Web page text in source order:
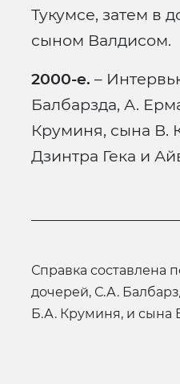
Тукумсе, затем в
сыном Валдисом.
2000-е. –
Балбарзда, А.
Круминя, сына В.
Дзинтра Гека и
справка составлена по воспоминаниям
дочерей, С.А.
Б.А. Круминя, и сына